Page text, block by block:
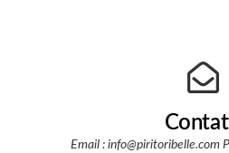
Email : info@piritoribelle.com